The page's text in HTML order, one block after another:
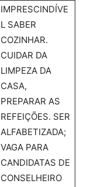
IMPRESCINDÍVE
L SABER
COZINHAR.
CUIDAR DA
LIMPEZA DA
CASA,
PREPARAR AS
REFEIÇÕES. SER
ALFABETIZADA;
VAGA PARA
CANDIDATAS DE
CONSELHEIRO